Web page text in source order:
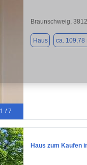
1 / 7
Braunschweig,
Haus ca. 109,78
Haus zum Kaufen